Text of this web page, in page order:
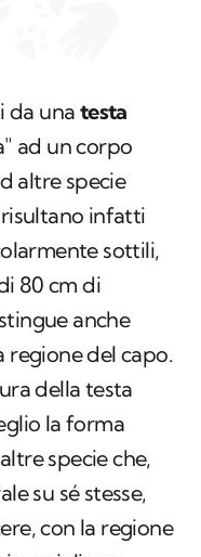
da una testa
ad un corpo
altre specie
infatti
sottili,
80 cm di
anche
regione del capo.
della testa
la forma
specie che,
su sé stesse,
con la regione